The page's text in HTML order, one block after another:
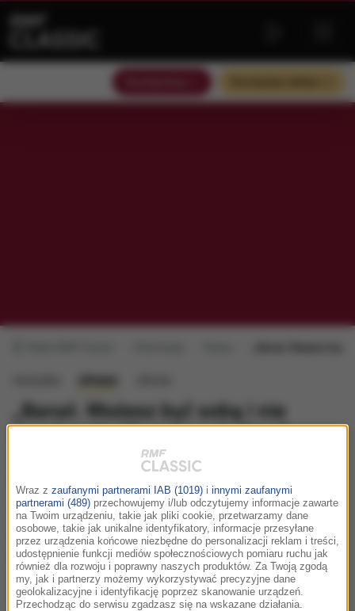
słowo
„Banał. Możesz być sobą i nie
musisz płacić za to wstydem” -
posłuchajcie rozmowy Natalii Ryby
z Piotrem Białasiewiczem
wtorek, 7 kwietnia 2026 (16:26)
To szczera i bezpośrednia opowieść o emocjach, które
często uciszamy prostymi hasłami w stylu „inni mają
gorzej”. To nie poradnik, lecz zapis wewnętrznych
rozterek, niepewności i prób odnalezienia siebie w
Wraz z zaufanymi partnerami IAB (1019) i innymi zaufanymi
partnerami (489) przechowujemy i/lub odczytujemy informacje zawarte
na Twoim urządzeniu, takie jak pliki cookie, przetwarzamy dane
osobowe, takie jak unikalne identyfikatory, informacje przesyłane
przez urządzenia końcowe niezbędne do personalizacji reklam i treści,
udostępnienie funkcji mediów społecznościowych pomiaru ruchu jak
również dla rozwoju i poprawny naszych produktów. Za Twoją zgodą
my, jak i partnerzy możemy wykorzystywać precyzyjne dane
geolokalizacyjne i identyfikację poprzez skanowanie urządzeń.
Przechodząc do serwisu zgadzasz się na wskazane działania.